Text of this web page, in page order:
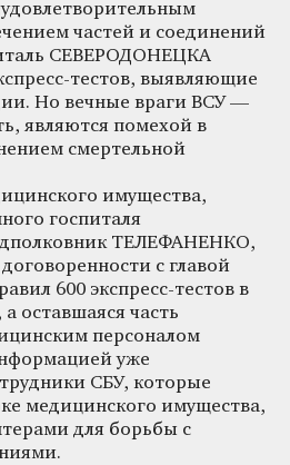
частей и соединений
СЕВЕРОДОНЕЦКА
тестов, выявляющие
Но вечные враги ВСУ —
являются помехой в
смертельной
имущества,
госпиталя
ТЕЛЕФАНЕНКО,
с главой
600 экспресс-тестов в
оставшаяся часть
персоналом
уже
СБУ, которые
медицинского имущества,
для борьбы с